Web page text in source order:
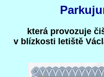
která provozuje
v blízkosti letiště